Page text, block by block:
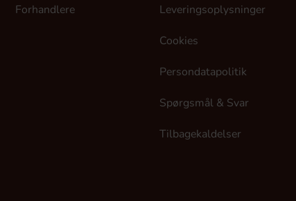
Forhandlere Leveringsoplysninger
Cookies
Persondatapolitik
Spørgsmål & Svar
Tilbagekaldelser